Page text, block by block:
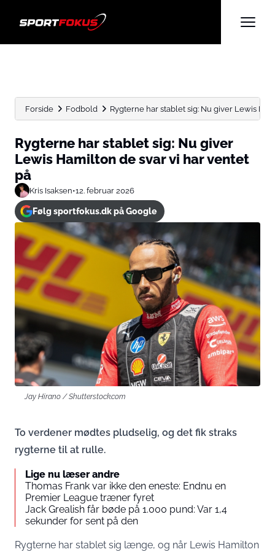
Forside Fodbold Rygterne har stablet sig: Nu giver Lewis
Rygterne har stablet sig: Nu giver
Lewis Hamilton de svar vi har ventet
på
Kris Isaksen•12. februar 2026
Følg sportfokus.dk på Google
Jay Hirano / Shutterstock.com
To verdener mødtes pludselig, og det fik straks
rygterne til at rulle.
Lige nu læser andre
Thomas Frank var ikke den eneste: Endnu en
Premier League træner fyret
Jack Grealish får bøde på 1.000 pund: Var 1,4
sekunder for sent på den
Rygterne har stablet sig længe, og når Lewis Hamilton